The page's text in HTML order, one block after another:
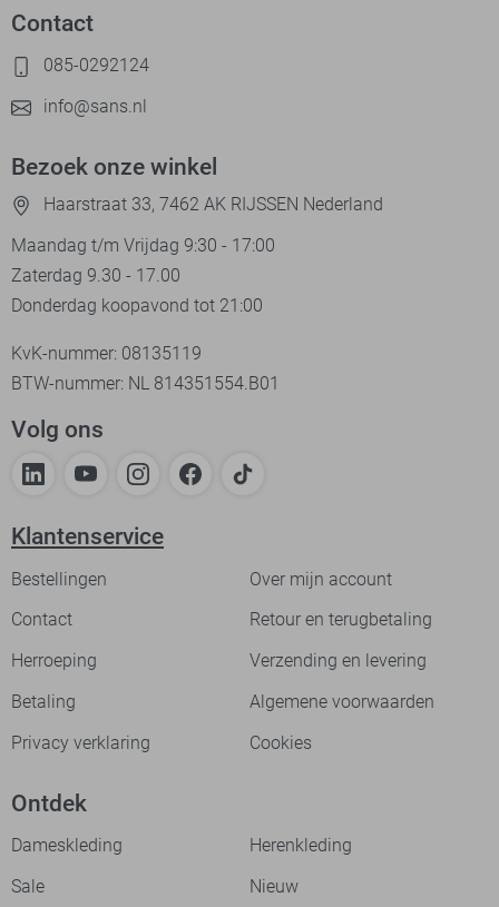
Contact
085-0292124
info@sans.nl
Bezoek onze winkel
Haarstraat 33, 7462 AK RIJSSEN Nederland
Maandag t/m Vrijdag 9:30 - 17:00
Zaterdag 9.30 - 17.00
Donderdag koopavond tot 21:00
KvK-nummer: 08135119
BTW-nummer: NL 814351554.B01
Volg ons
Klantenservice
Bestellingen
Over mijn account
Contact
Retour en terugbetaling
Herroeping
Verzending en levering
Betaling
Algemene voorwaarden
Privacy verklaring
Cookies
Ontdek
Dameskleding
Herenkleding
Sale
Nieuw